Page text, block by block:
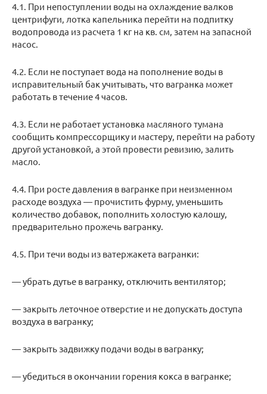
4.1. При непоступлении воды на охлаждение валков
центрифуги, лотка капельника перейти на подпитку
водопровода из расчета 1 кг на кв. см, затем на запасной
насос.
4.2. Если не поступает вода на пополнение воды в
исправительный бак учитывать, что вагранка может
работать в течение 4 часов.
4.3. Если не работает установка масляного тумана
сообщить компрессорщику и мастеру, перейти на работу
другой установкой, а этой провести ревизию, залить
масло.
4.4. При росте давления в вагранке при неизменном
расходе воздуха — прочистить фурму, уменьшить
количество добавок, пополнить холостую калошу,
предварительно прожечь вагранку.
4.5. При течи воды из ватержакета вагранки:
— убрать дутье в вагранку, отключить вентилятор;
— закрыть леточное отверстие и не допускать доступа
воздуха в вагранку;
— закрыть задвижку подачи воды в вагранку;
— убедиться в окончании горения кокса в вагранке;